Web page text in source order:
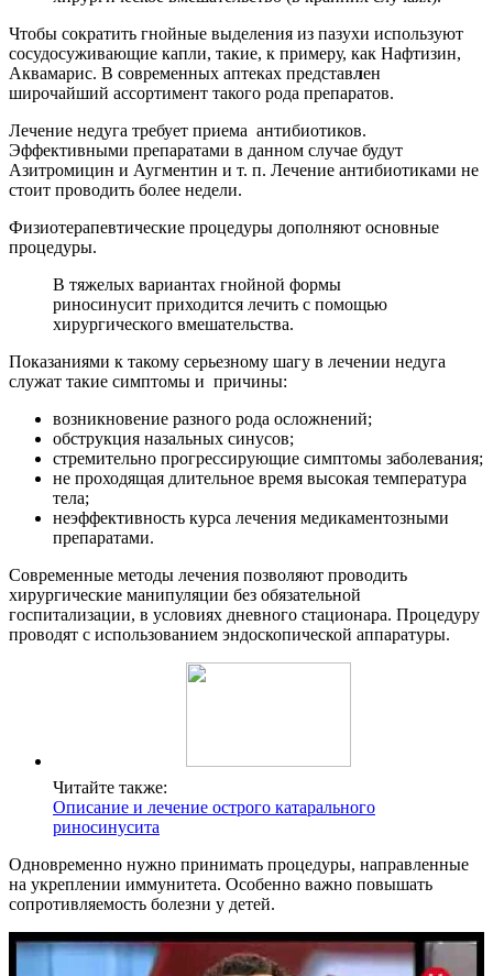
Чтобы сократить гнойные выделения из пазухи используют
сосудосуживающие капли, такие, к примеру, как Нафтизин,
Аквамарис. В современных аптеках представлен
широчайший ассортимент такого рода препаратов.
Лечение недуга требует приема антибиотиков.
Эффективными препаратами в данном случае будут
Азитромицин и Аугментин и т. п. Лечение антибиотиками не
стоит проводить более недели.
Физиотерапевтические процедуры дополняют основные
процедуры.
В тяжелых вариантах гнойной формы
риносинусит приходится лечить с помощью
хирургического вмешательства.
Показаниями к такому серьезному шагу в лечении недуга
служат такие симптомы и причины:
возникновение разного рода осложнений;
обструкция назальных синусов;
стремительно прогрессирующие симптомы заболевания;
не проходящая длительное время высокая температура
тела;
неэффективность курса лечения медикаментозными
препаратами.
Современные методы лечения позволяют проводить
хирургические манипуляции без обязательной
госпитализации, в условиях дневного стационара. Процедуру
проводят с использованием эндоскопической аппаратуры.
Читайте также:
Описание и лечение острого катарального
риносинусита
Одновременно нужно принимать процедуры, направленные
на укреплении иммунитета. Особенно важно повышать
сопротивляемость болезни у детей.